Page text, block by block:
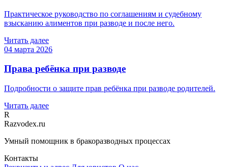
Практическое руководство по соглашениям и судебному
взысканию алиментов при разводе и после него.
Читать далее
04 марта 2026
Права ребёнка при разводе
Подробности о защите прав ребёнка при разводе родителей.
Читать далее
R
Razvodex.ru
Умный помощник в бракоразводных процессах
Контакты